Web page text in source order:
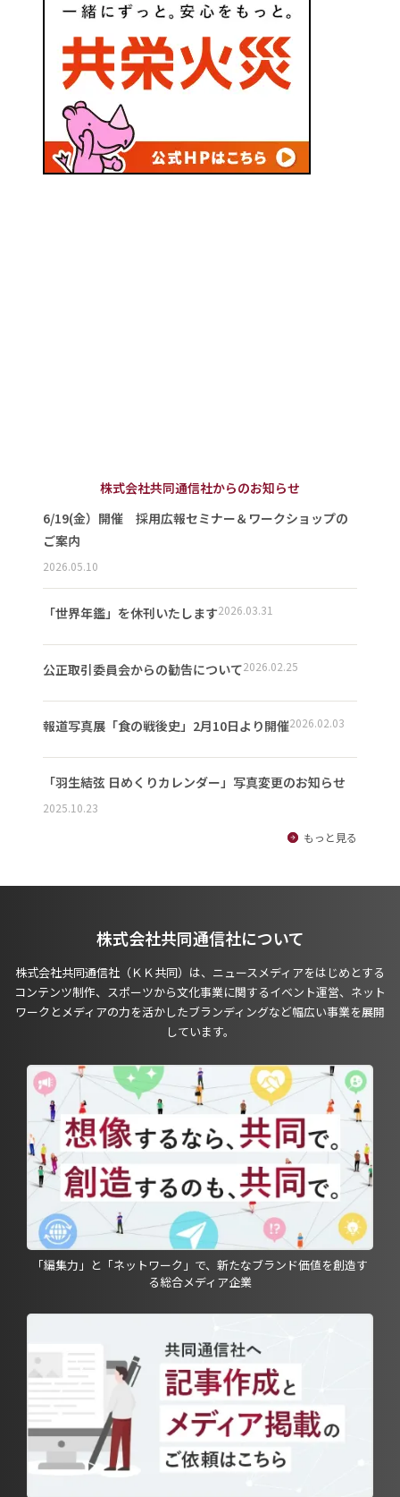
株式会社共同通信社からのお知らせ
6/19(金）開催 採用広報セミナー＆ワークショップの
ご案内
2026.05.10
「世界年鑑」を休刊いたします2026.03.31
公正取引委員会からの勧告について2026.02.25
報道写真展「食の戦後史」2月10日より開催2026.02.03
「羽生結弦 日めくりカレンダー」写真変更のお知らせ
2025.10.23
もっと見る
株式会社共同通信社について
株式会社共同通信社（ＫＫ共同）は、ニュースメディアをはじめとする
コンテンツ制作、スポーツから文化事業に関するイベント運営、ネット
ワークとメディアの力を活かしたブランディングなど幅広い事業を展開
しています。
「編集力」と「ネットワーク」で、新たなブランド価値を創造す
る総合メディア企業